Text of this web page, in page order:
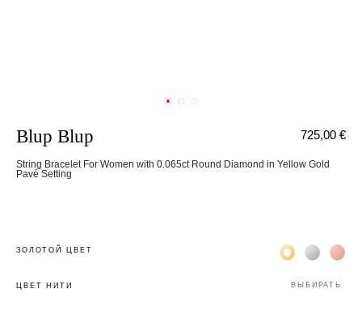
Blup Blup
String Bracelet For Women with 0.065ct Round Diamond in Yellow Gold
Pavé Setting
725,00 €
ЗОЛОТОЙ ЦВЕТ Жёлтое золото
Белое
ЦВЕТ НИТИ ВЫБИРАТЬ